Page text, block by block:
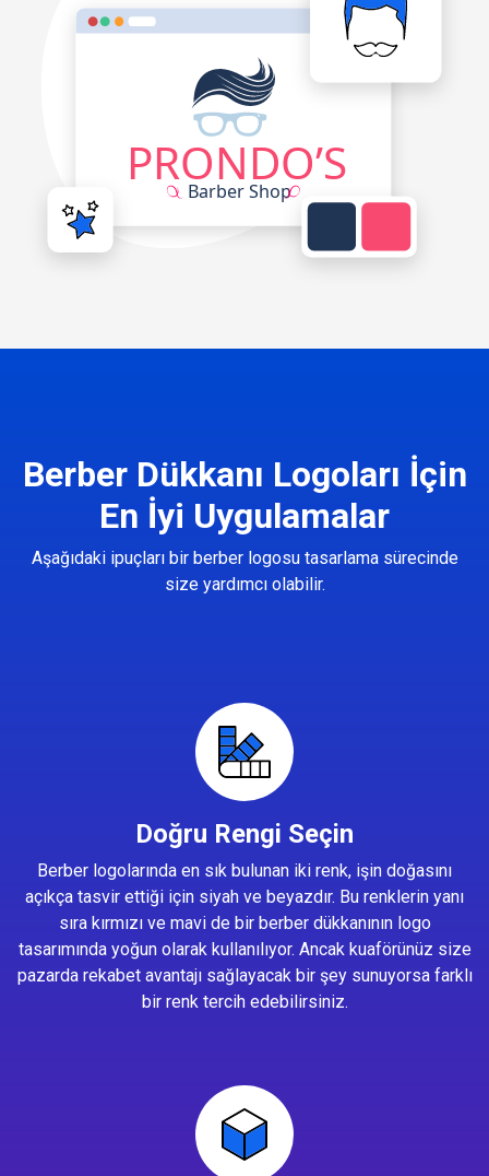
Berber Dükkanı Logoları İçin
En İyi Uygulamalar
Aşağıdaki ipuçları bir berber logosu tasarlama sürecinde
size yardımcı olabilir.
Doğru Rengi Seçin
Berber logolarında en sık bulunan iki renk, işin doğasını
açıkça tasvir ettiği için siyah ve beyazdır. Bu renklerin yanı
sıra kırmızı ve mavi de bir berber dükkanının logo
tasarımında yoğun olarak kullanılıyor. Ancak kuaförünüz size
pazarda rekabet avantajı sağlayacak bir şey sunuyorsa farklı
bir renk tercih edebilirsiniz.